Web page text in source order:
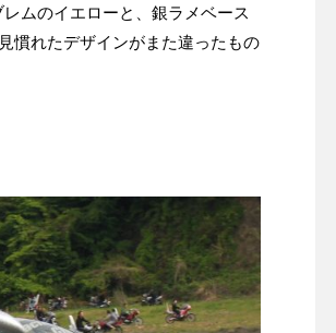
ムのイエローと、銀ラメベース
慣れたデザインがまた違ったもの